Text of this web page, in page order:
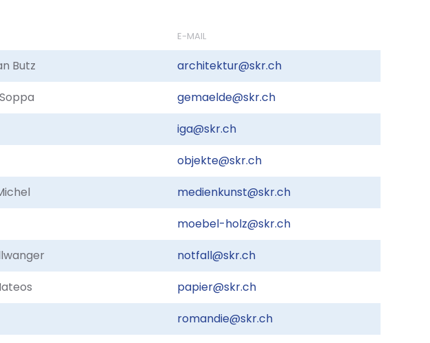
E-MAIL
Butz
architektur@skr.ch
gemaelde@skr.ch
iga@skr.ch
objekte@skr.ch
medienkunst@skr.ch
moebel-holz@skr.ch
notfall@skr.ch
papier@skr.ch
romandie@skr.ch